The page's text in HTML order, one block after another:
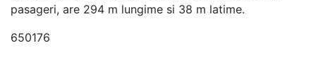
pasageri, are 294 m lungime si 38 m latime.
650176